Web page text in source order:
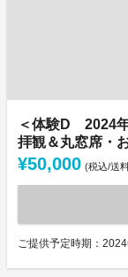
＜体験D 2024
拝観＆丸窓席・
¥50,000 (税込/送
ご提供予定時期：